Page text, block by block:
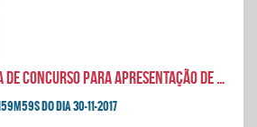
Anúncio de abertura de concurso para apresentação de candidaturas SI2E
DO DIA 30-11-2017